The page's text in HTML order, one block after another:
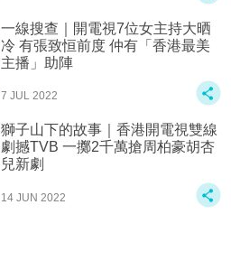
一線搜查｜開電視7位女主持大晒
冷 有張致恒前度 仲有「香港最美
主播」助陣
7 JUL 2022
獅子山下的故事｜香港開電視雙線
劇撼TVB 一擲2千萬搶周柏豪胡杏
兒新劇
14 JUN 2022